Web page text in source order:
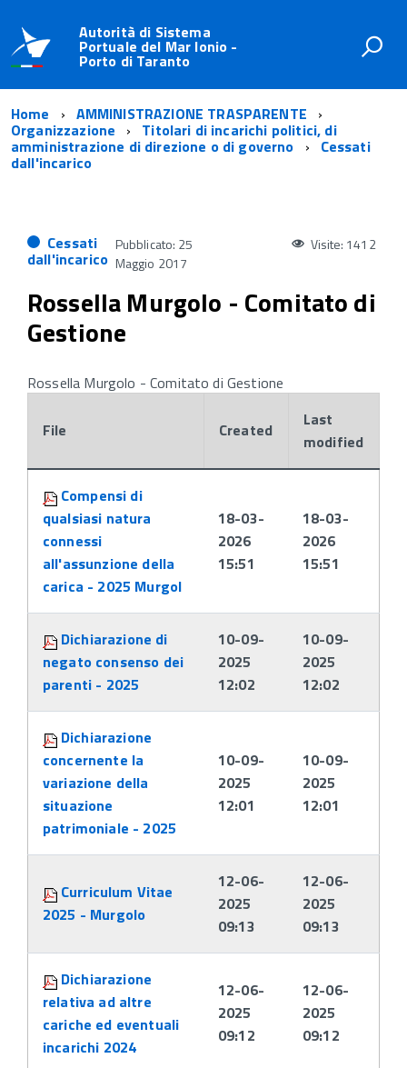
Autorità di Sistema
Portuale del Mar Ionio -
Porto di Taranto
Home AMMINISTRAZIONE TRASPARENTE
Organizzazione Titolari di incarichi politici, di
amministrazione di direzione o di governo Cessati
dall'incarico
Cessati
dall'incarico
Pubblicato: 25
Maggio 2017
Visite: 1412
Rossella Murgolo - Comitato di
Gestione
Rossella Murgolo - Comitato di Gestione
Attachments:
File Created
Last
modified
Compensi di
qualsiasi natura
connessi
all'assunzione della
carica - 2025 Murgol
18-03-
2026
15:51
18-03-
2026
15:51
Dichiarazione di
negato consenso dei
parenti - 2025
10-09-
2025
12:02
10-09-
2025
12:02
Dichiarazione
concernente la
variazione della
situazione
patrimoniale - 2025
10-09-
2025
12:01
10-09-
2025
12:01
Curriculum Vitae
2025 - Murgolo
12-06-
2025
09:13
12-06-
2025
09:13
Dichiarazione
relativa ad altre
cariche ed eventuali
incarichi 2024
12-06-
2025
09:12
12-06-
2025
09:12